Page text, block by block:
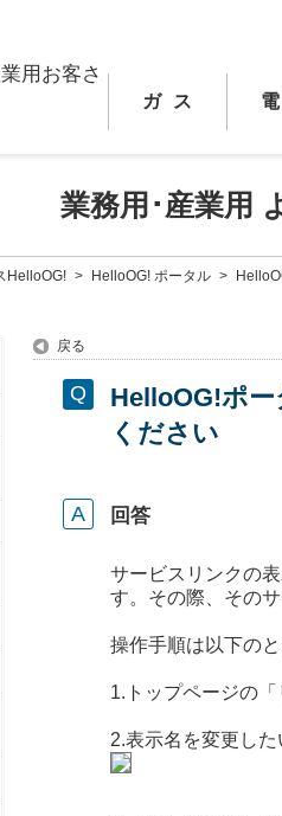
ガス
業務用 ･ 産業用
HelloOG! > HelloOG! ポータル >
戻る
HelloOG!ポ
ください
回答
サービスリンクの
す。その際、その
操作手順は以下のと
1.トップページの「
2.表示名を変更し